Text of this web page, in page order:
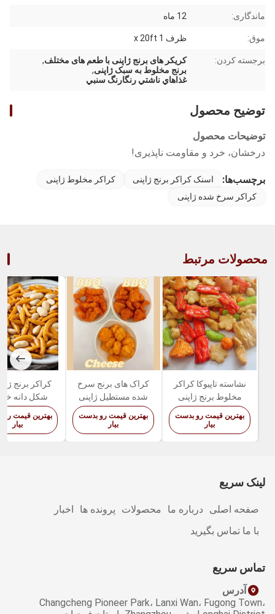
ماندگاری: 12 ماه
موق: ظرف 1 x 20ft
برجسته کردن: کریکر های برنج ژاپنی با طعم های مختلف,
برنج مخلوط به سبک ژاپنی,
غذاهاي ناشتي رنگارنگ سنبي
توضیح محصول
توضیحات محصول
درخشان، خرد و مقاومت ناپذیری!
برچسب‌ها: اسنک کراکر برنج ژاپنی
کراکر مخلوط ژاپنی
کراکر سرخ شده ژاپنی
محصولات مرتبط
نشاسته تاپیوکا کراکر
مخلوط برنج ژاپنی
رنگارنگ مخلوط کم
چرب
بهترین قیمت رو بدست
بیار
کراک های برنج سرخ
شده مستطیل ژاپنی
بهترین قیمت رو بدست
بیار
کراکر برنج
شکل دانه
اسنک آجیلی
کباب شده
بهترین قیمت
بیار
لینک سریع
صفحه اصلی درباره ما محصولات پرونده ها
اخبار
با ما تماس بگیرید
تماس سریع
آدرس
Changcheng Pioneer Park، Lanxi Wan، Fugong Town،